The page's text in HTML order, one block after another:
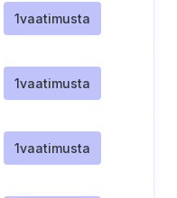
1vaatimusta
1vaatimusta
1vaatimusta